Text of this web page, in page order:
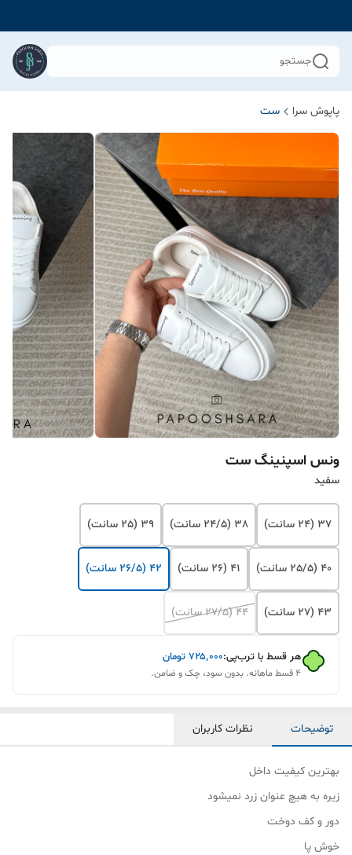
جستجو
پاپوش سرا ست
ونس اسپنینگ ست
سفید
37 (24 سانت) 38 (24/5 سانت) 39 (25 سانت)
40 (25/5 سانت) 41 (26 سانت) 42 (26/5 سانت)
43 (27 سانت) 44 (27/5 سانت)
هر قسط با ترب‌پی:۷۲۵٬۰۰۰ تومان
۴ قسط ماهانه. بدون سود، چک و ضامن.
توضیحات نظرات کاربران
بهترین کیفیت داخل
زیره به هیچ عنوان زرد نمیشود
دور و کف دوخت
خوش پا